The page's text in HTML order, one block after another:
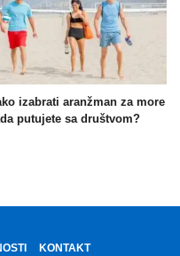
izabrati aranžman za more
putujete sa društvom?
KONTAKT